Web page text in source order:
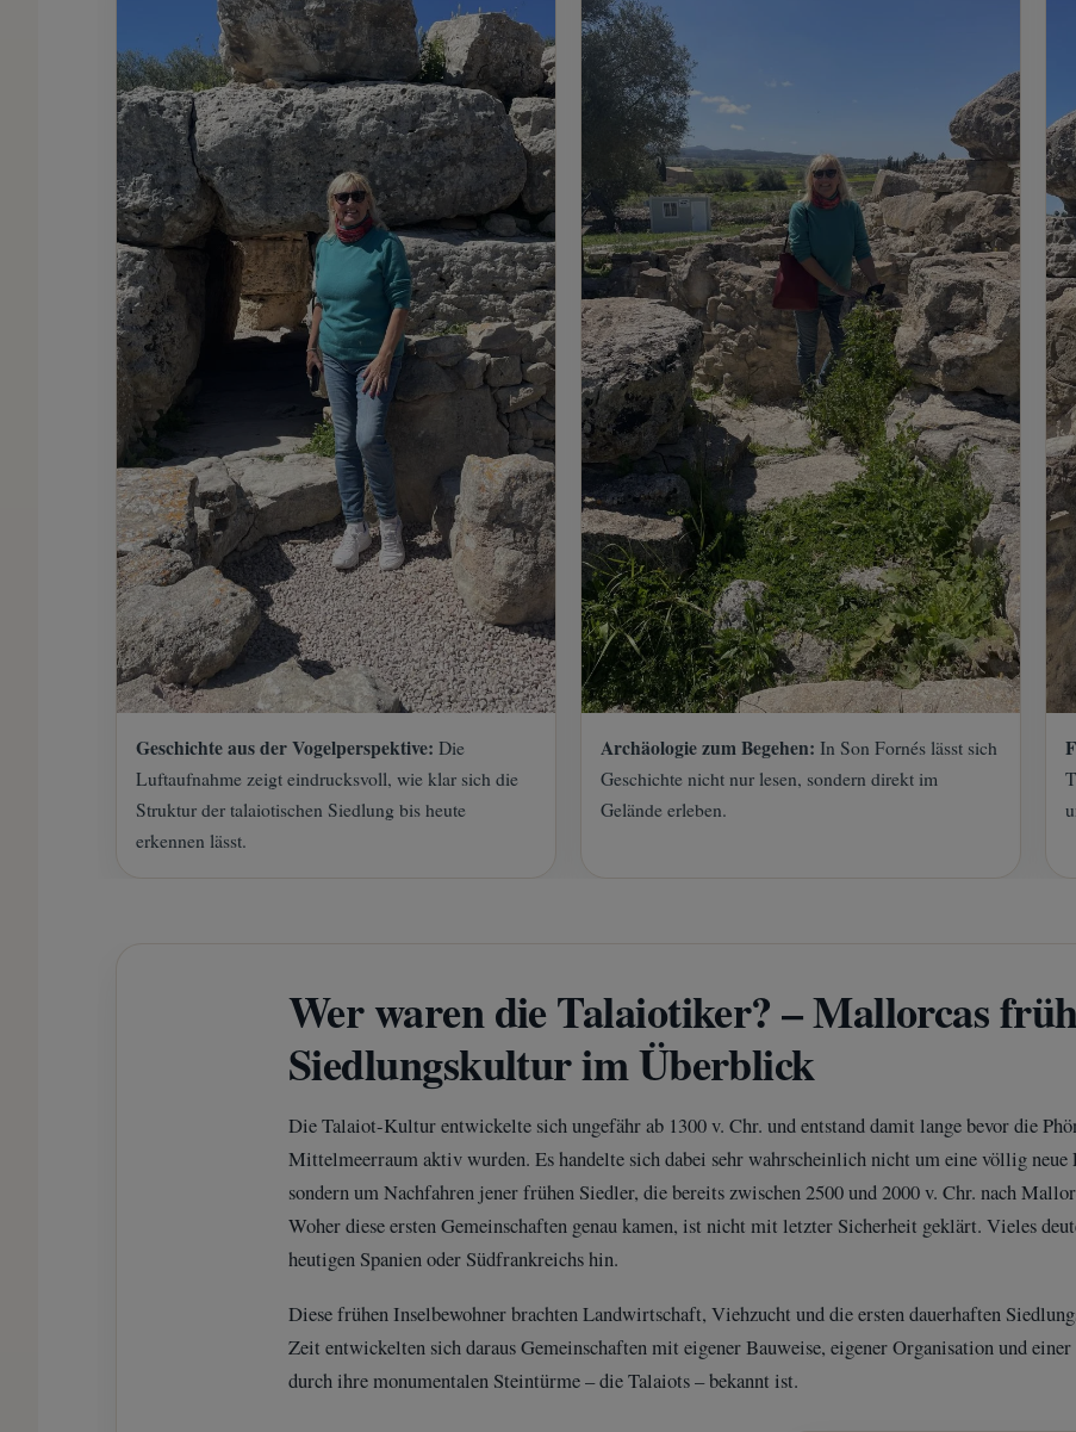
Geschichte aus der Vogelperspektive: Die
Luftaufnahme zeigt eindrucksvoll, wie klar sich die
Struktur der talaiotischen Siedlung bis heute
erkennen lässt.
Archäologie zum Begehen: In Son Fornés lässt sich
Geschichte nicht nur lesen, sondern direkt im
Gelände erleben.
Wer waren die Talaiotiker? – Mallorcas
Siedlungskultur im Überblick
Die Talaiot-Kultur entwickelte sich ungefähr ab 1300 v. Chr. und entstand damit lange bevor die
Mittelmeerraum aktiv wurden. Es handelte sich dabei sehr wahrscheinlich nicht um eine völlig neue
sondern um Nachfahren jener frühen Siedler, die bereits zwischen 2500 und 2000 v. Chr. nach
Woher diese ersten Gemeinschaften genau kamen, ist nicht mit letzter Sicherheit geklärt. Vieles
heutigen Spanien oder Südfrankreichs hin.
Diese frühen Inselbewohner brachten Landwirtschaft, Viehzucht und die ersten dauerhaften
Zeit entwickelten sich daraus Gemeinschaften mit eigener Bauweise, eigener Organisation und
durch ihre monumentalen Steintürme – die Talaiots – bekannt ist.